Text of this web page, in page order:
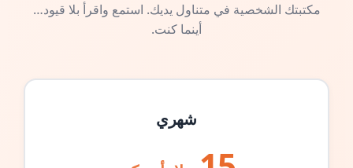
مكتبتك الشخصية في متناول يديك. استمع واقرأ بلا قيود…
أينما كنت.
شهري